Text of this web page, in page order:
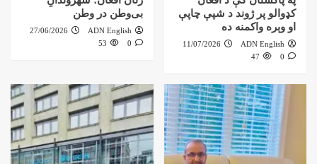
کډوالو پر ژوند د شپې چاپې
او وېره واکمنه ده
ADN English
11/07/2026
0
47
بی‌وطن در وطن
ADN English
27/06/2026
0
53